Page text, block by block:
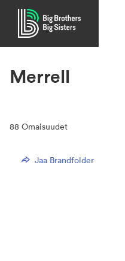
Merrell
88 Omaisuudet
Jaa Brandfolder